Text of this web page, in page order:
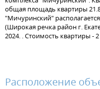
общая площадь квартиры
"Мичуринский"
(Широкая речка район г.
2024. . Стоимость квартиры - 2
Расположение